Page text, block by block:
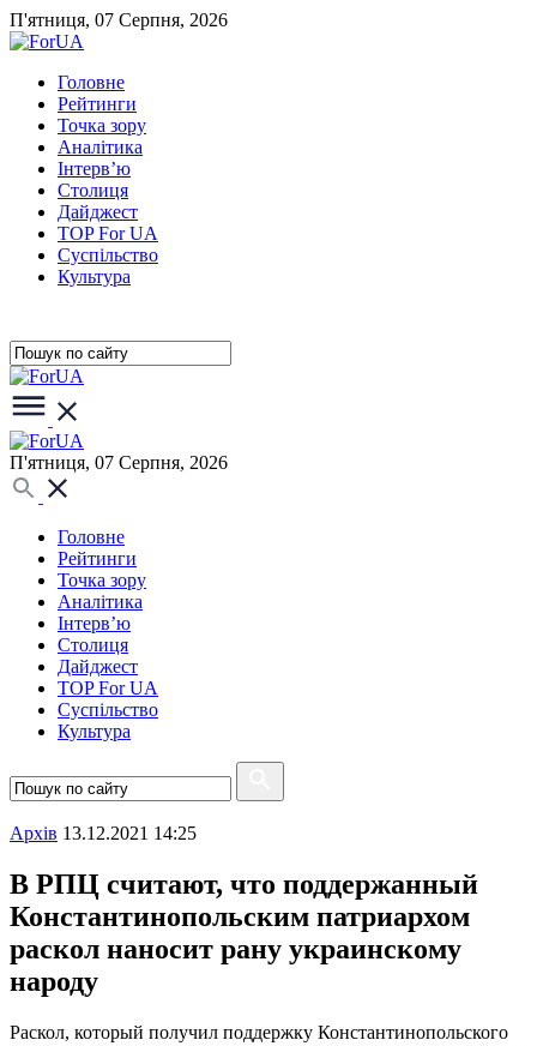
П'ятниця, 07 Серпня, 2026
Головне
Рейтинги
Точка зору
Аналітика
Інтерв’ю
Столиця
Дайджест
TOP For UA
Суспiльство
Культура
П'ятниця, 07 Серпня, 2026
Головне
Рейтинги
Точка зору
Аналітика
Інтерв’ю
Столиця
Дайджест
TOP For UA
Суспiльство
Культура
Архiв 13.12.2021 14:25
В РПЦ считают, что поддержанный
Константинопольским патриархом
раскол наносит рану украинскому
народу
Раскол, который получил поддержку Константинопольского